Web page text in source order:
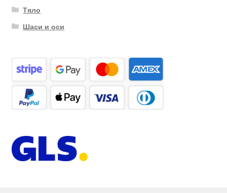
Тяло
Шаси и оси